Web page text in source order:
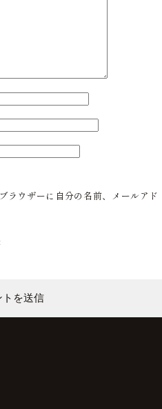
ラウザーに自分の名前、メールアド